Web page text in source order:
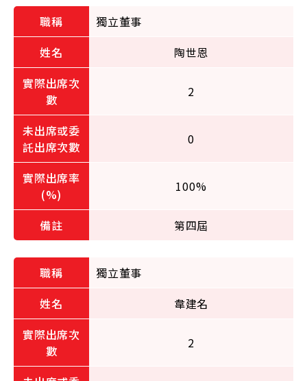
獨立董事
陶世恩
2
0
100%
第四屆
獨立董事
韋建名
2